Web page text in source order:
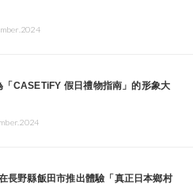
CASETiFY 假日禮物指南」的形象大
長野縣飯田市推出體驗「真正日本鄉村